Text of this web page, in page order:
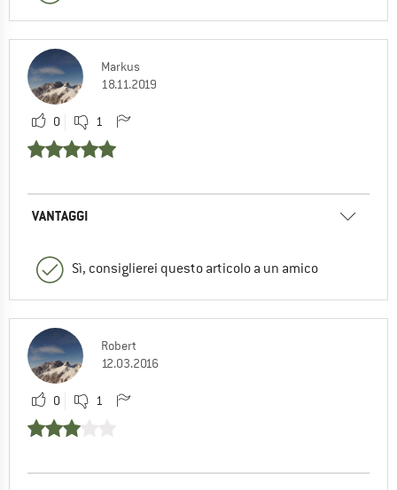
Markus
18.11.2019
0 1
VANTAGGI
Sì, consiglierei questo articolo a un amico
Robert
12.03.2016
0 1